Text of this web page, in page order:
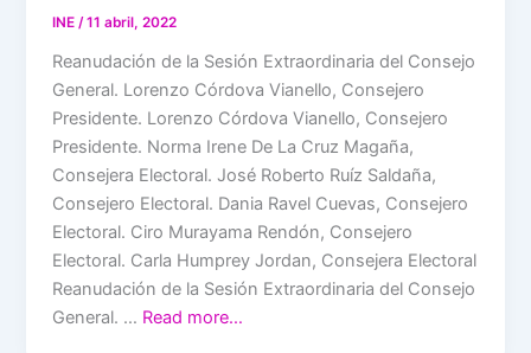
INE/11 abril, 2022
Reanudación de la Sesión Extraordinaria del Consejo
General. Lorenzo Córdova Vianello, Consejero
Presidente. Lorenzo Córdova Vianello, Consejero
Presidente. Norma Irene De La Cruz Magaña,
Consejera Electoral. José Roberto Ruíz Saldaña,
Consejero Electoral. Dania Ravel Cuevas, Consejero
Electoral. Ciro Murayama Rendón, Consejero
Electoral. Carla Humprey Jordan, Consejera Electoral
Reanudación de la Sesión Extraordinaria del Consejo
General. … Read more…